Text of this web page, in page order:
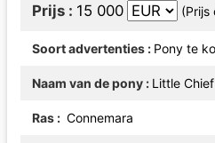
Prijs 15 000 (Prijs
Soort advertenties Pony te
Naam van de pony Little
Ras Connemara